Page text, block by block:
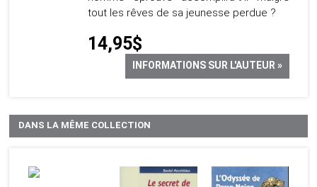
tout les rêves de sa jeunesse perdue ?
14,95$
INFORMATIONS SUR L'AUTEUR »
DANS LA MÊME COLLECTION